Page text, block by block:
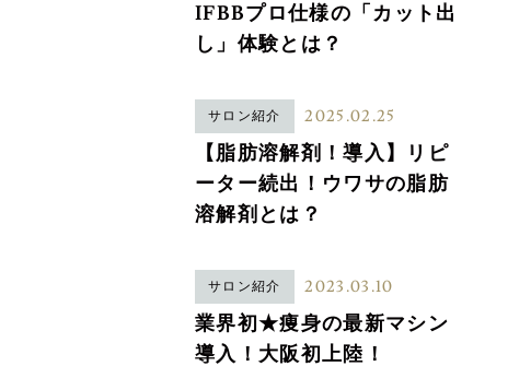
IFBBプロ仕様の「カット出
し」体験とは？
サロン紹介 2025.02.25
【脂肪溶解剤！導入】リピ
ーター続出！ウワサの脂肪
溶解剤とは？
サロン紹介 2023.03.10
業界初★痩身の最新マシン
導入！大阪初上陸！